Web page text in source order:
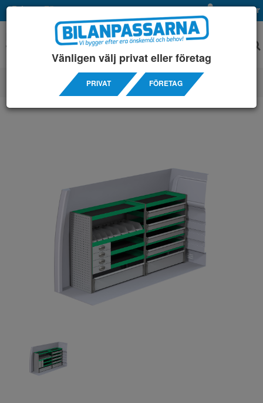
Privat Företag Mina sidor
SERVICEINREDNINGAR/ MERCEDES/ SPRINTER 3250
Vänligen välj privat eller företag
PRIVAT FÖRETAG